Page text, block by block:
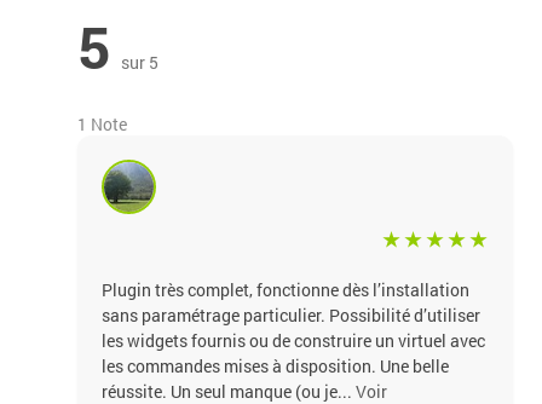
5 sur 5
1 Note
Plugin très complet, fonctionne dès l’installation
sans paramétrage particulier. Possibilité d’utiliser
les widgets fournis ou de construire un virtuel avec
les commandes mises à disposition. Une belle
réussite. Un seul manque (ou je...Voir